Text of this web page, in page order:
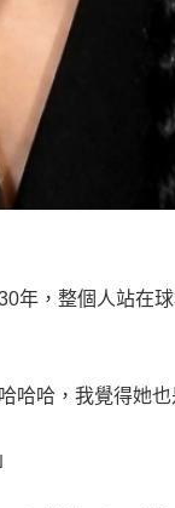
年，整個人站在
哈哈，我覺得她